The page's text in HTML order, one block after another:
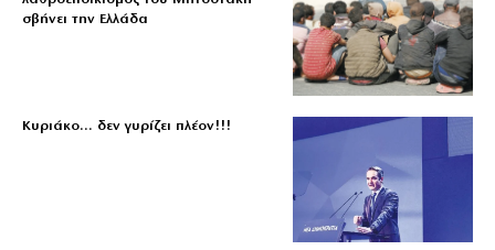
σβήνει την Ελλάδα
Κυριάκο… δεν γυρίζει πλέον!!!